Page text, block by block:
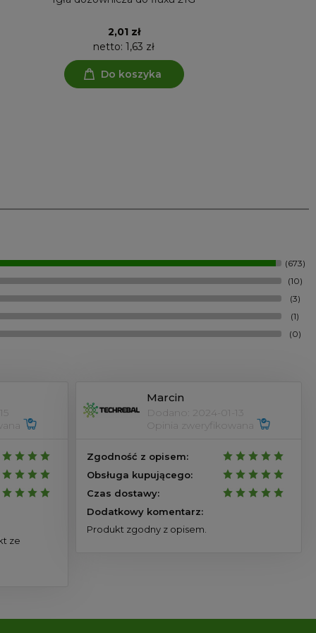
2,01 zł
netto: 1,63 zł
Do koszyka
(673)
(10)
(3)
(1)
(0)
ze
Marcin
Dodano: 2024-01-13
Opinia zweryfikowana
Zgodność z opisem:
Obsługa kupującego:
Czas dostawy:
Dodatkowy komentarz:
Produkt zgodny z opisem.